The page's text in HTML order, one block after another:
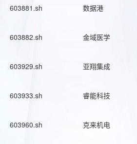
603881.sh 数据港
603882.sh 金域医学
603929.sh 亚翔集成
603933.sh 睿能科技
603960.sh 克来机电